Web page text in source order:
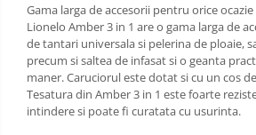
Gama larga de accesorii pentru orice ocazie
Lionelo Amber 3 in 1 are o gama larga de
de tantari universala si pelerina de ploaie,
precum si saltea de infasat si o geanta
maner. Caruciorul este dotat si cu un cos
Tesatura din Amber 3 in 1 este foarte
intindere si poate fi curatata cu usurinta.